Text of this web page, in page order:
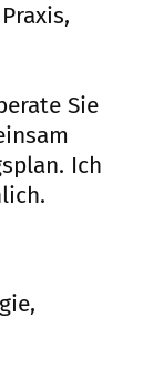
Sie
Ich